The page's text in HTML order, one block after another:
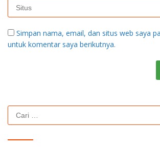
Simpan nama, email, dan situs web saya
untuk komentar saya berikutnya.
Cari
untuk: